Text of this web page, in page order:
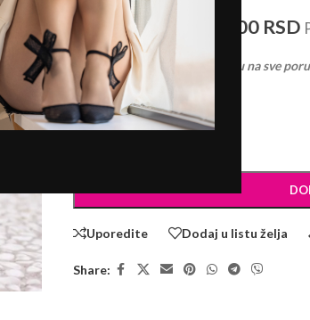
3.990,00RSD 2.793,00 RSD
OstvariteBESPLATNU dostavu na sve
BROJEVI
Uporedite Dodaj u listu želja
Share: